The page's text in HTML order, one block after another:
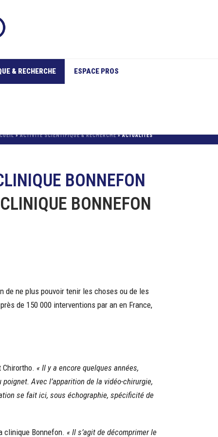
& RECHERCHE ESPACE PROS
»ACTIVITÉ SCIENTIFIQUE & RECHERCHE»ACTUALITÉS
BONNEFON
de ne plus pouvoir tenir les choses ou de les
de 150 000 interventions par an en France,
« Il y a encore quelques années,
Avec l’apparition de la vidéo-chirurgie,
se fait ici, sous échographie, spécificité de
clinique Bonnefon. « Il s’agit de décomprimer le